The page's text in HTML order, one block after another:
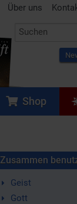
Über uns
Shop
Zusammen
Geist
Gott